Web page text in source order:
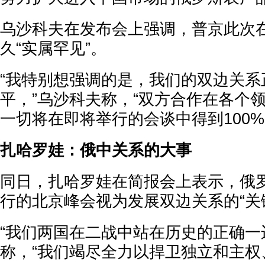
乌沙科夫在发布会上强调，普京此次
久“实属罕见”。
“我特别想强调的是，我们的双边关
平，”乌沙科夫称，“双方合作在各个
一切将在即将举行的会谈中得到
扎哈罗娃：俄中关系的大事
同日，扎哈罗娃在简报会上表示，俄
行的北京峰会视为发展双边关系的“关
“我们两国在二战中站在历史的正确
称，“我们竭尽全力以捍卫独立和主